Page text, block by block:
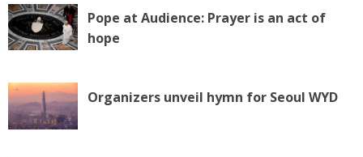
Pope at Audience: Prayer is an act of
hope
Organizers unveil hymn for Seoul WYD